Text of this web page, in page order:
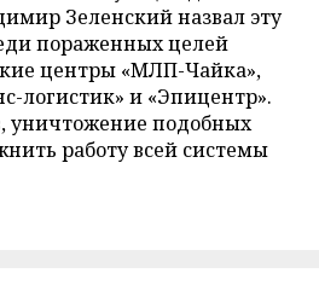
Зеленский назвал эту
пораженных целей
центры «МЛП-Чайка»,
логистик» и «Эпицентр».
уничтожение подобных
работу всей системы